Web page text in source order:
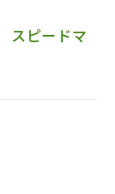
ピードマ